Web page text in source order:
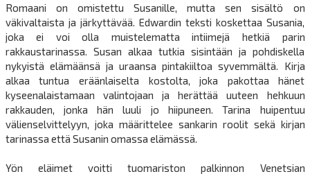
Romaani on omistettu Susanille, mutta sen sisältö on
väkivaltaista ja järkyttävää. Edwardin teksti koskettaa Susania,
joka ei voi olla muistelematta intiimejä hetkiä parin
rakkaustarinassa. Susan alkaa tutkia sisintään ja pohdiskella
nykyistä elämäänsä ja uraansa pintakiiltoa syvemmältä. Kirja
alkaa tuntua eräänlaiselta kostolta, joka pakottaa hänet
kyseenalaistamaan valintojaan ja herättää uuteen hehkuun
rakkauden, jonka hän luuli jo hiipuneen. Tarina huipentuu
välienselvittelyyn, joka määrittelee sankarin roolit sekä kirjan
tarinassa että Susanin omassa elämässä.
Yön eläimet voitti tuomariston palkinnon Venetsian